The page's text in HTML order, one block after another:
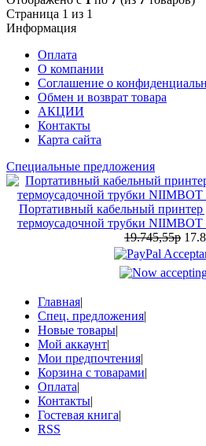
Страница 1 из 1
Информация
Оплата
О компании
Соглашение о
Обмен и возврат товара
АКЦИИ
Контакты
Карта сайта
Специальные предложения
Портативный кабельный
термоусадочной трубки
19.745,55р
Главная|
Спец. предложения|
Новые товары|
Мой аккаунт|
Мои предпочтения|
Корзина с товарами|
Оплата|
Контакты|
Гостевая книга|
RSS